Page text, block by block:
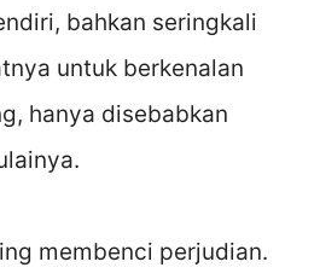
bahkan seringkali
untuk berkenalan
hanya disebabkan
membenci perjudian.